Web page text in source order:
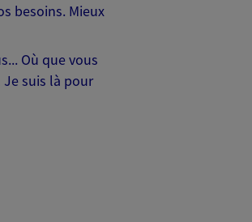
besoins. Mieux
Où que vous
suis là pour